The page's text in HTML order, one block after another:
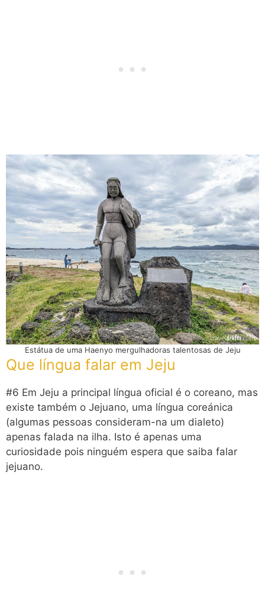
Estátua de uma Haenyo mergulhadoras talentosas de Jeju
Que língua falar em Jeju
#6 Em Jeju a principal língua oficial é o coreano, mas
existe também o Jejuano, uma língua coreánica
(algumas pessoas consideram-na um dialeto)
apenas falada na ilha. Isto é apenas uma
curiosidade pois ninguém espera que saiba falar
jejuano.